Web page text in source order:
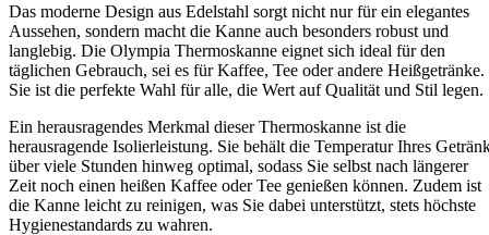
Das moderne Design aus Edelstahl sorgt nicht nur für ein elegantes
Aussehen, sondern macht die Kanne auch besonders robust und
langlebig. Die Olympia Thermoskanne eignet sich ideal für den
täglichen Gebrauch, sei es für Kaffee, Tee oder andere Heißgetränke.
Sie ist die perfekte Wahl für alle, die Wert auf Qualität und Stil legen.
Ein herausragendes Merkmal dieser Thermoskanne ist die
herausragende Isolierleistung. Sie behält die Temperatur Ihres
über viele Stunden hinweg optimal, sodass Sie selbst nach längerer
Zeit noch einen heißen Kaffee oder Tee genießen können. Zudem ist
die Kanne leicht zu reinigen, was Sie dabei unterstützt, stets höchste
Hygienestandards zu wahren.